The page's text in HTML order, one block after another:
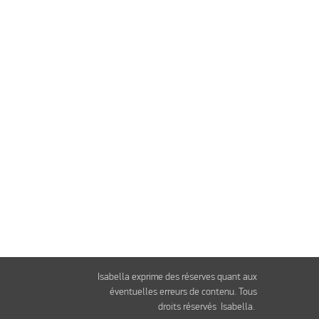
Isabella exprime des réserves quant aux
éventuelles erreurs de contenu. Tous
droits réservés Isabella.